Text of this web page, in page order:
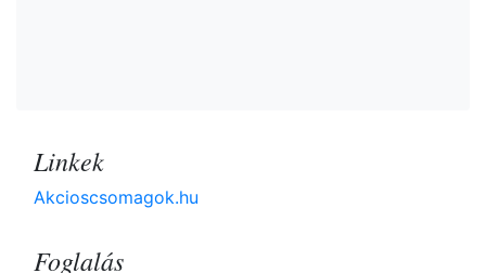
Linkek
Akcioscsomagok.hu
Foglalás